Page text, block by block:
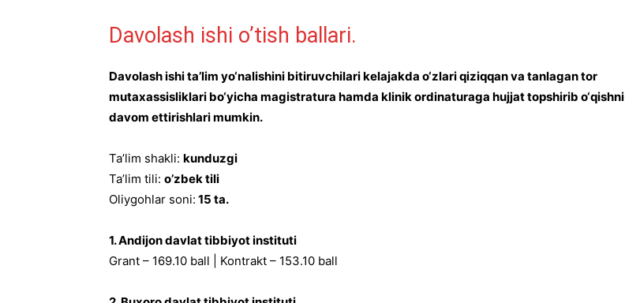
Davolash ishi o’tish ballari.
Davolash ishi ta’lim yo‘nalishini bitiruvchilari kelajakda o‘zlari qiziqqan va tanlagan tor
mutaxassisliklari bo‘yicha magistratura hamda klinik ordinaturaga hujjat topshirib o‘qishni
davom ettirishlari mumkin.
Ta’lim shakli: kunduzgi
Ta’lim tili: o’zbek tili
Oliygohlar soni: 15 ta.
1. Andijon davlat tibbiyot instituti
Grant – 169.10 ball | Kontrakt – 153.10 ball